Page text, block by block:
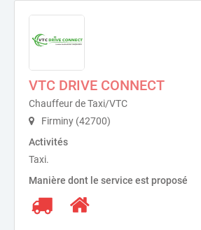
VTC DRIVE CONNECT
Chauffeur de Taxi/VTC
Firminy (42700)
Activités
Taxi.
Manière dont le service est proposé